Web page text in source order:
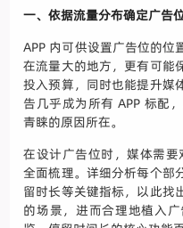
一、依据流量分布确定广告
APP 内可供设置广告位的位
在流量大的地方，更有可能
投入预算，同时也能提升媒
告几乎成为所有 APP 标配
青睐的原因所在。
在设计广告位时，媒体需
全面梳理。详细分析每个部
留时长等关键指标，以此找
的场景，进而合理地植入